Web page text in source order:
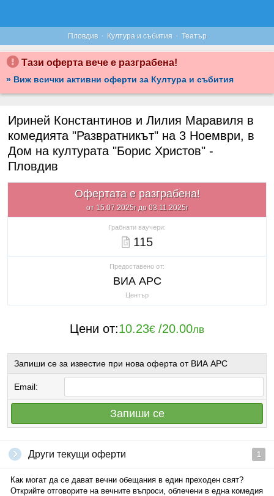
Пловдив · Култура и събития · Театър
Тази оферта вече е разграбена!
» Виж всички активни оферти за Култура и събития
Ириней Константинов и Лилия Маравиля в
комедията "Развратникът" на 3 Ноември, в
Дом на културата "Борис Христов" -
Пловдив
Офертата е разграбена!
от 15.07.2025г до 03.11.2025г
Грабнати ваучери:
115
Предоставено от:
ВИА АРС
Център
Цени от:10.23€ /20.00лв
Запиши се за известие при нова оферта от ВИА АРС
Email:
Запиши се
Други текущи оферти 1
Как могат да се дават вечни обещания в един преходен свят?
Открийте отговорите на вечните въпроси, облечени в една комедия